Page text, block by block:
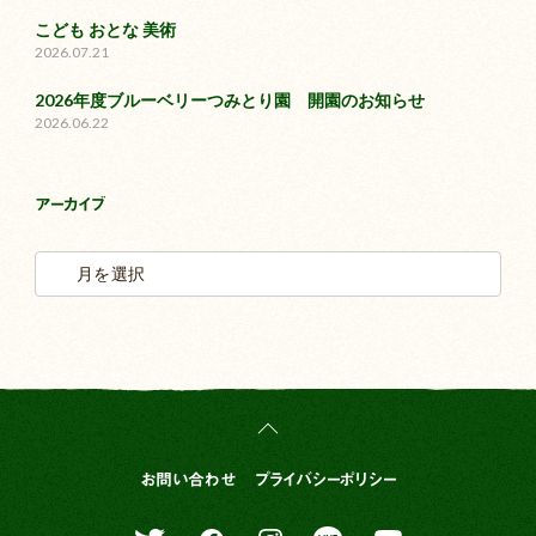
こども おとな 美術
2026.07.21
2026年度ブルーベリーつみとり園 開園のお知らせ
2026.06.22
アーカイブ
お問い合わせ プライバシーポリシー